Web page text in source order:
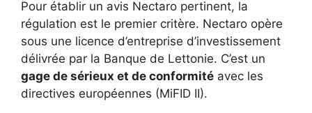
Pour établir un avis Nectaro pertinent, la
régulation est le premier critère. Nectaro opère
sous une licence d’entreprise d’investissement
délivrée par la Banque de Lettonie. C’est un
gage de sérieux et de conformité avec les
directives européennes (MiFID II).